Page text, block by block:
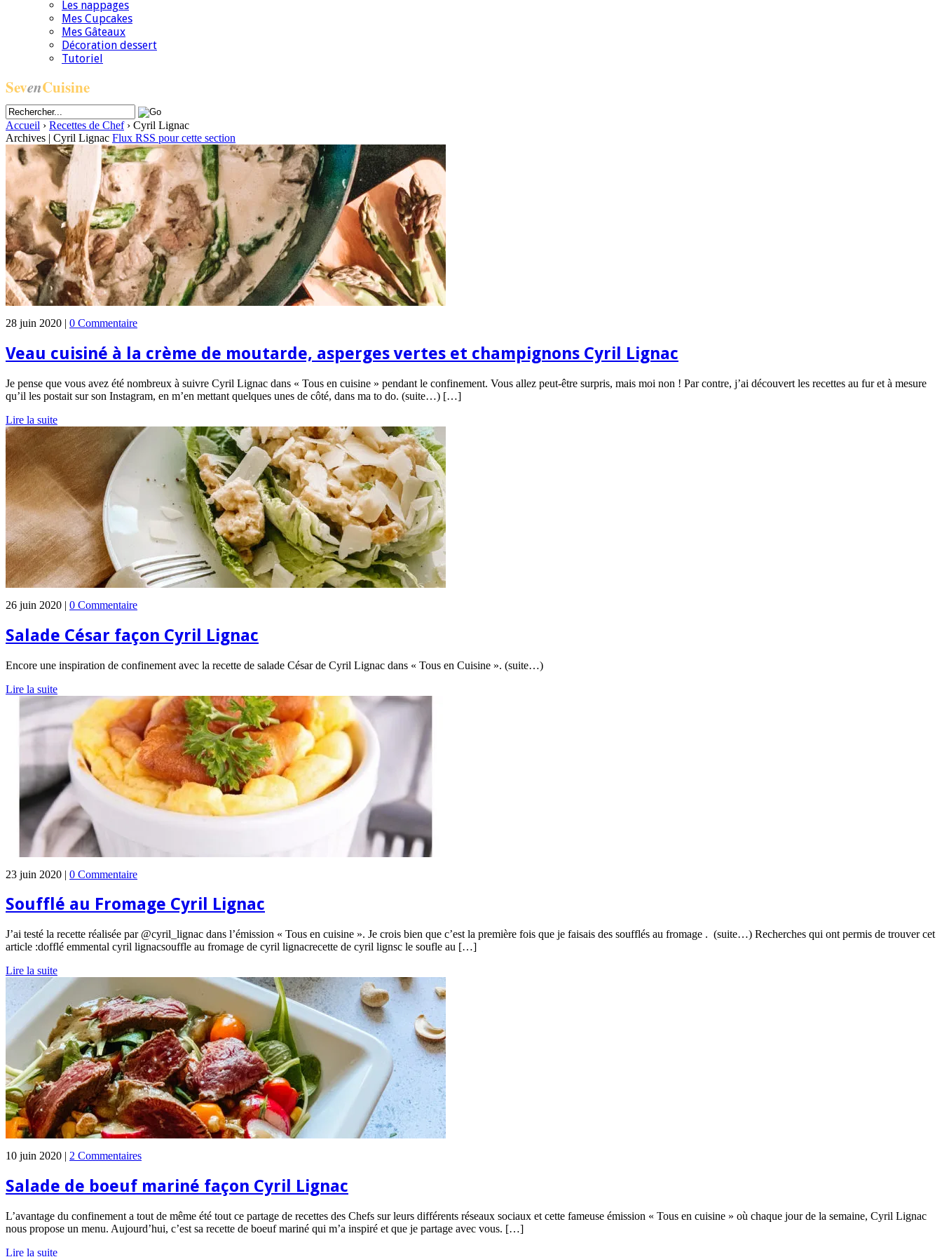
Les nappages
Mes Cupcakes
Mes Gâteaux
Décoration dessert
Tutoriel
SevenCuisine
Accueil › Recettes de Chef › Cyril Lignac
Archives | Cyril Lignac Flux RSS pour cette section
28 juin 2020 | 0 Commentaire
Veau cuisiné à la crème de moutarde, asperges vertes et champignons Cyril Lignac
Je pense que vous avez été nombreux à suivre Cyril Lignac dans « Tous en cuisine » pendant le confinement. Vous allez peut-être surpris, mais moi non ! Par contre, j’ai découvert les recettes au fur et à mesure
qu’il les postait sur son Instagram, en m’en mettant quelques unes de côté, dans ma to do. (suite…) […]
Lire la suite
26 juin 2020 | 0 Commentaire
Salade César façon Cyril Lignac
Encore une inspiration de confinement avec la recette de salade César de Cyril Lignac dans « Tous en Cuisine ». (suite…)
Lire la suite
23 juin 2020 | 0 Commentaire
Soufflé au Fromage Cyril Lignac
J’ai testé la recette réalisée par @cyril_lignac dans l’émission « Tous en cuisine ». Je crois bien que c’est la première fois que je faisais des soufflés au fromage . ⁣ (suite…) Recherches qui ont permis de trouver cet
article :dofflé emmental cyril lignacsouffle au fromage de cyril lignacrecette de cyril lignsc le soufle au […]
Lire la suite
10 juin 2020 | 2 Commentaires
Salade de boeuf mariné façon Cyril Lignac
L’avantage du confinement a tout de même été tout ce partage de recettes des Chefs sur leurs différents réseaux sociaux et cette fameuse émission « Tous en cuisine » où chaque jour de la semaine, Cyril Lignac
nous propose un menu. Aujourd’hui, c’est sa recette de boeuf mariné qui m’a inspiré et que je partage avec vous. […]
Lire la suite